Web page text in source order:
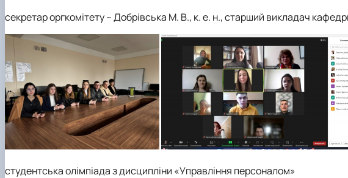
секретар оргкомітету – Добрівська М. В., к. е. н., старший викладач
студентська олімпіада з дисципліни «Управління персоналом»